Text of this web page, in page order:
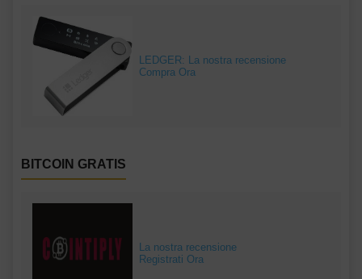
LEDGER: La nostra recensione
Compra Ora
BITCOIN GRATIS
La nostra recensione
Registrati Ora